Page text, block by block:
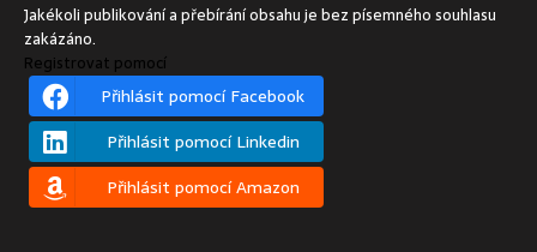
Jakékoli publikování a přebírání obsahu je bez písemného souhlasu
zakázáno.
Registrovat pomocí
Přihlásit pomocí Facebook
Přihlásit pomocí Linkedin
Přihlásit pomocí Amazon